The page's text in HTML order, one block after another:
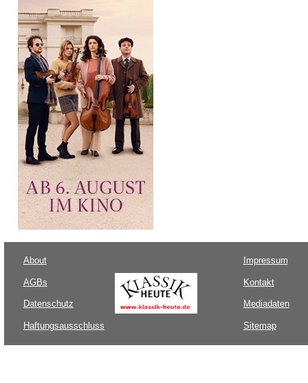
About
AGBs
Datenschutz
Haftungsausschluss
Impressum
Kontakt
Mediadaten
Sitemap